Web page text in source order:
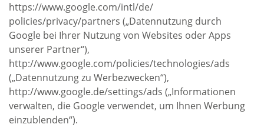
https://www.google.com/intl/de/
policies/privacy/partners („Datennutzung durch
Google bei Ihrer Nutzung von Websites oder Apps
unserer Partner“),
http://www.google.com/policies/technologies/ads
(„Datennutzung zu Werbezwecken“),
http://www.google.de/settings/ads („Informationen
verwalten, die Google verwendet, um Ihnen Werbung
einzublenden“).